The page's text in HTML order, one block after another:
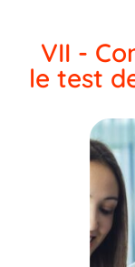
VII -
le test